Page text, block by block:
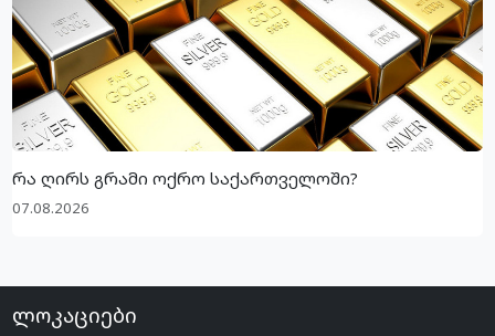
რა ღირს გრამი ოქრო საქართველოში?
07.08.2026
ლოკაციები